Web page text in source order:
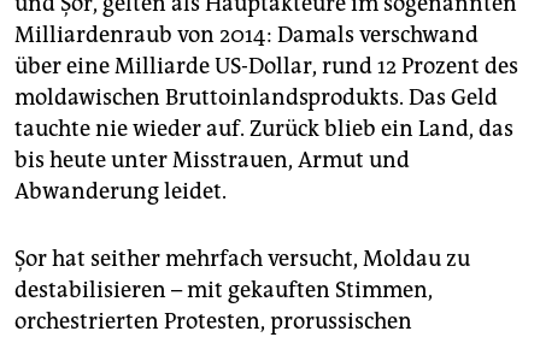
Milliardenraub von 2014: Damals verschwand
über eine Milliarde US-Dollar, rund 12 Prozent des
moldawischen Bruttoinlandsprodukts. Das Geld
tauchte nie wieder auf. Zurück blieb ein Land, das
bis heute unter Misstrauen, Armut und
Abwanderung leidet.
Șor hat seither mehrfach versucht, Moldau zu
destabilisieren – mit gekauften Stimmen,
orchestrierten Protesten, prorussischen